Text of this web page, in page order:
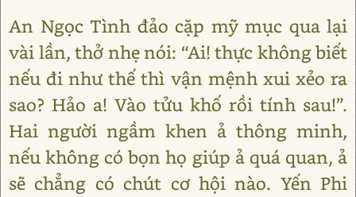
An Ngọc Tình đảo cặp mỹ mục qua lại
vài lần, thở nhẹ nói: “Ai! thực không biết
nếu đi như thế thì vận mệnh xui xẻo ra
sao? Hảo a! Vào tửu khố rồi tính sau!”.
Hai người ngầm khen ả thông minh,
nếu không có bọn họ giúp ả quá quan, ả
sẽ chẳng có chút cơ hội nào. Yến Phi